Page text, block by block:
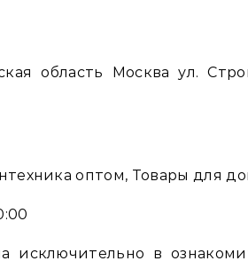
область Москва ул.
оптом, Товары для
исключительно в